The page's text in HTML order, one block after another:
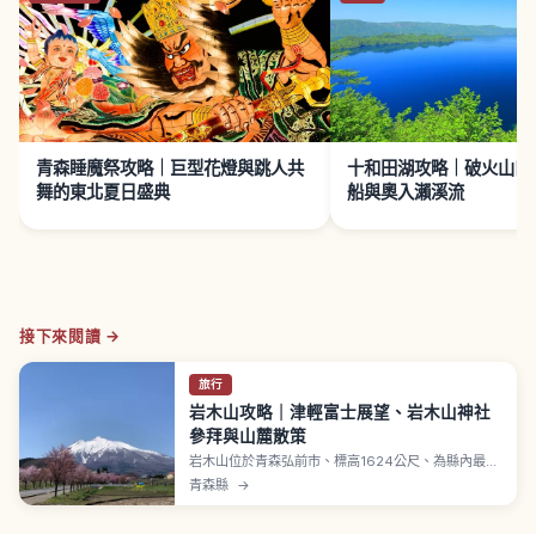
青森睡魔祭攻略｜巨型花燈與跳人共
舞的東北夏日盛典
十和田湖攻略｜破火山口
船與奧入瀨溪流
接下來閱讀 →
旅行
岩木山攻略｜津輕富士展望、岩木山神社
參拜與山麓散策
岩木山位於青森弘前市、標高1624公尺、為縣內最高
峰，因端正圓錐山形而被稱為津輕富士、列日本百名
青森縣 →